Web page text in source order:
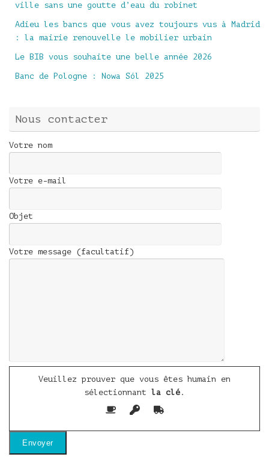
ville sans une goutte d’eau du robinet
Adieu les bancs que vous avez toujours vus à Madrid
: la mairie renouvelle le mobilier urbain
Le BIB vous souhaite une belle année 2026
Banc de Pologne : Nowa Sól 2025
Nous contacter
Votre nom
Votre e-mail
Objet
Votre message (facultatif)
Veuillez prouver que vous êtes humain en
sélectionnant la clé .